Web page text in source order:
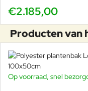
€2.185,00
Producten van
Op voorraad, snel